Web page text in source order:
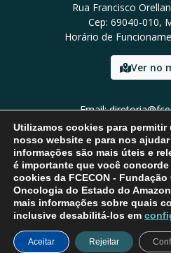
Rua Francisco
Cep: 69040-010,
Horário de
Ver no
Email:
Tel: (92) 3024-
Utilizamos cookies para permitir
nosso website e para nos
informações são mais úteis e
é importante que você
cookies da FCECON -
Oncologia do Estado do
mais informações sobre quais
inclusive desabilitá-los em
Aceitar Rejeitar